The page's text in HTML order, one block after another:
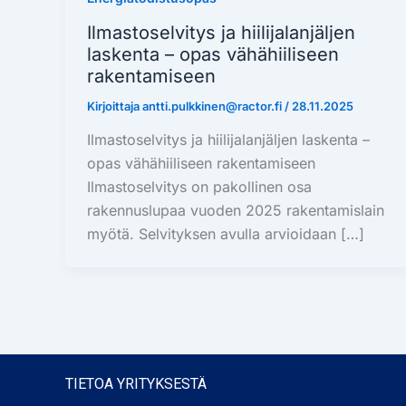
Ilmastoselvitys ja hiilijalanjäljen
laskenta – opas vähähiiliseen
rakentamiseen
Kirjoittajaantti.pulkkinen@ractor.fi / 28.11.2025
Ilmastoselvitys ja hiilijalanjäljen laskenta –
opas vähähiiliseen rakentamiseen
Ilmastoselvitys on pakollinen osa
rakennuslupaa vuoden 2025 rakentamislain
myötä. Selvityksen avulla arvioidaan […]
TIETOA YRITYKSESTÄ